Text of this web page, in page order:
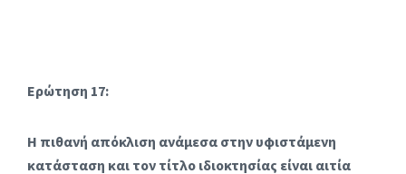
Ερώτηση 17:
Η πιθανή απόκλιση ανάμεσα στην υφιστάμενη
κατάσταση και τον τίτλο ιδιοκτησίας είναι αιτία